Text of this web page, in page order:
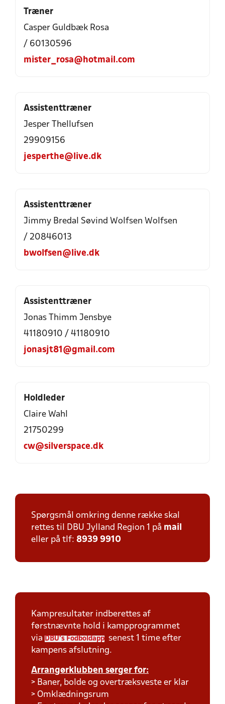
Træner
Casper Guldbæk Rosa
/ 60130596
mister_rosa@hotmail.com
Assistenttræner
Jesper Thellufsen
29909156
jesperthe@live.dk
Assistenttræner
Jimmy Bredal Søvind Wolfsen Wolfsen
/ 20846013
bwolfsen@live.dk
Assistenttræner
Jonas Thimm Jensbye
41180910 / 41180910
jonasjt81@gmail.com
Holdleder
Claire Wahl
21750299
cw@silverspace.dk
Spørgsmål omkring denne række skal
rettes til DBU Jylland Region 1 på mail
eller på tlf: 8939 9910
Kampresultater indberettes af
førstnævnte hold i kampprogrammet
via
DBU's Fodboldapp
senest 1 time efter
kampens afslutning.
Arrangørklubben sørger for:
> Baner, bolde og overtræksveste er klar
> Omklædningsrum